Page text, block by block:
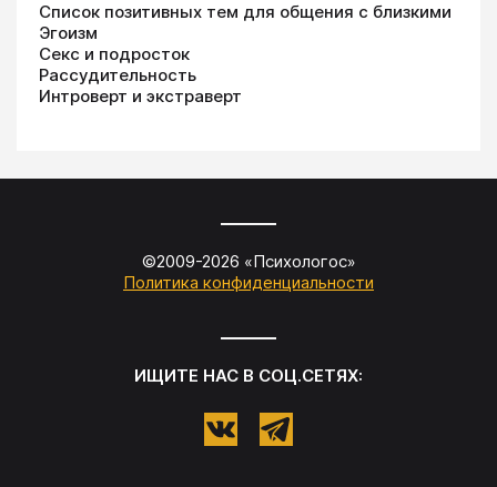
Список позитивных тем для общения с близкими
Эгоизм
Секс и подросток
Рассудительность
Интроверт и экстраверт
©2009-2026 «Психологос»
Политика конфиденциальности
ИЩИТЕ НАС В СОЦ.СЕТЯХ: